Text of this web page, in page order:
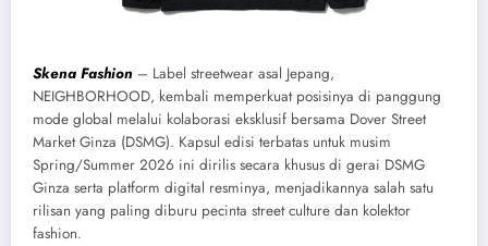
Skena Fashion – Label streetwear asal Jepang,
NEIGHBORHOOD, kembali memperkuat posisinya di panggung
mode global melalui kolaborasi eksklusif bersama Dover Street
Market Ginza (DSMG). Kapsul edisi terbatas untuk musim
Spring/Summer 2026 ini dirilis secara khusus di gerai DSMG
Ginza serta platform digital resminya, menjadikannya salah satu
rilisan yang paling diburu pecinta street culture dan kolektor
fashion.